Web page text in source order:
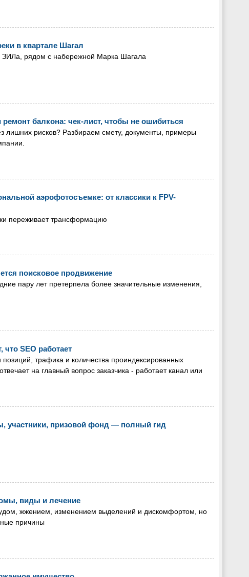
в квартале Шагал
ЗИЛа, рядом с набережной Марка Шагала
балкона: чек-лист, чтобы не ошибиться
лишних рисков? Разбираем смету, документы, примеры
аэрофотосъемке: от классики к FPV-
переживает трансформацию
поисковое продвижение
пару лет претерпела более значительные изменения,
SEO работает
трафика и количества проиндексированных
на главный вопрос заказчика - работает канал или
участники, призовой фонд — полный гид
виды и лечение
жжением, изменением выделений и дискомфортом, но
причины